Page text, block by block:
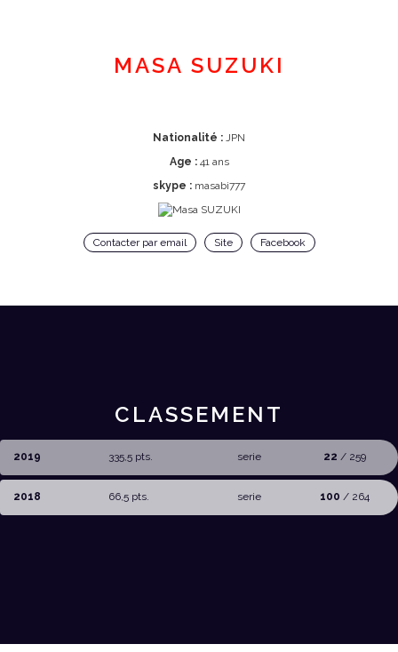
MASA SUZUKI
Nationalité : JPN
Age :41 ans
skype : masabi777
Contacter par email Site Facebook
CLASSEMENT
2019 335,5 pts. serie 22 / 259
2018 66,5 pts. serie 100 / 264